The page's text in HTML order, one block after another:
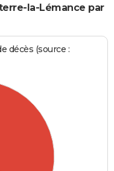
la-Lémance par
décès (source :